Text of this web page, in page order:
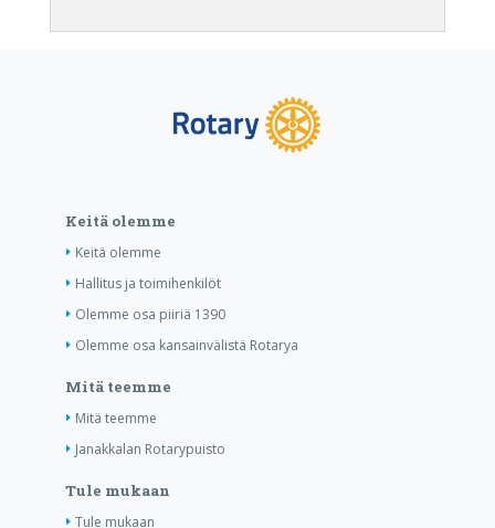
Keitä olemme
Keitä olemme
Hallitus ja toimihenkilöt
Olemme osa piiriä 1390
Olemme osa kansainvälistä Rotarya
Mitä teemme
Mitä teemme
Janakkalan Rotarypuisto
Tule mukaan
Tule mukaan